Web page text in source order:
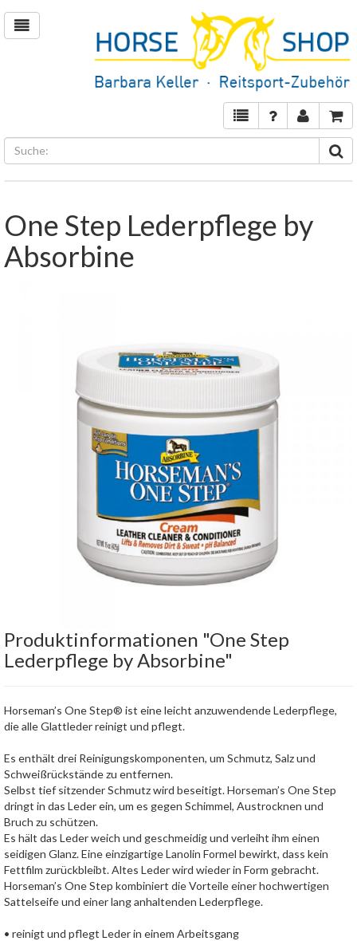
One Step Lederpflege by
Absorbine
Produktinformationen "One Step
Lederpflege by Absorbine"
Horseman’s One Step® ist eine leicht anzuwendende Lederpflege,
die alle Glattleder reinigt und pflegt.
Es enthält drei Reinigungskomponenten, um Schmutz, Salz und
Schweißrückstände zu entfernen.
Selbst tief sitzender Schmutz wird beseitigt. Horseman’s One Step
dringt in das Leder ein, um es gegen Schimmel, Austrocknen und
Bruch zu schützen.
Es hält das Leder weich und geschmeidig und verleiht ihm einen
seidigen Glanz. Eine einzigartige Lanolin Formel bewirkt, dass kein
Fettfilm zurückbleibt. Altes Leder wird wieder in Form gebracht.
Horseman’s One Step kombiniert die Vorteile einer hochwertigen
Sattelseife und einer lang anhaltenden Lederpflege.
• reinigt und pflegt Leder in einem Arbeitsgang